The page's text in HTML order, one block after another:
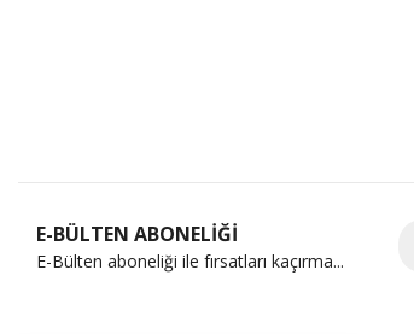
E-BÜLTEN ABONELİĞİ
E-Bülten aboneliği ile fırsatları kaçırma...